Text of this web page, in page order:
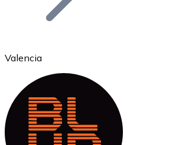
Ethereum
ETH
Valencia